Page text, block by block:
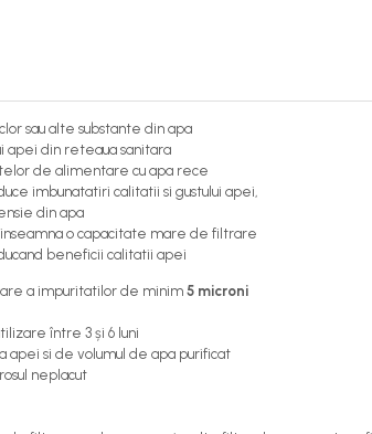
sau alte substante din apa
apei din reteaua sanitara
de alimentare cu apa rece
imbunatatiri calitatii si gustului apei,
din apa
o capacitate mare de filtrare
beneficii calitatii apei
a impuritatilor de minim 5 microni
între 3 și 6 luni
apei si de volumul de apa purificat
neplacut